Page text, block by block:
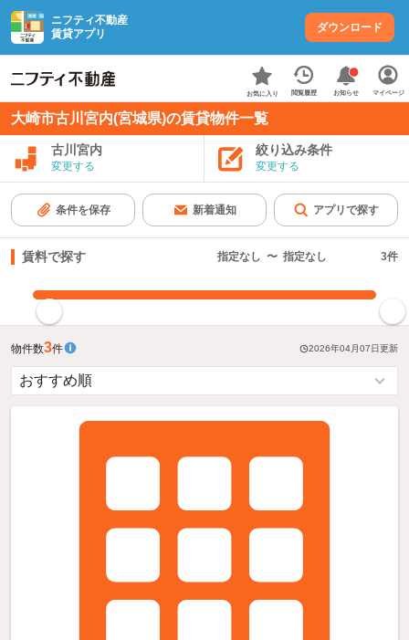
ニフティ不動産
賃貸アプリ
ダウンロード
お気に入り 閲覧履歴 お知らせ マイページ
大崎市古川宮内(宮城県)の賃貸物件一覧
古川宮内
変更する
絞り込み条件
変更する
条件を保存 新着通知 アプリで探す
賃料で探す 指定なし 〜 指定なし 3件
物件数3件 2026年04月07日更新